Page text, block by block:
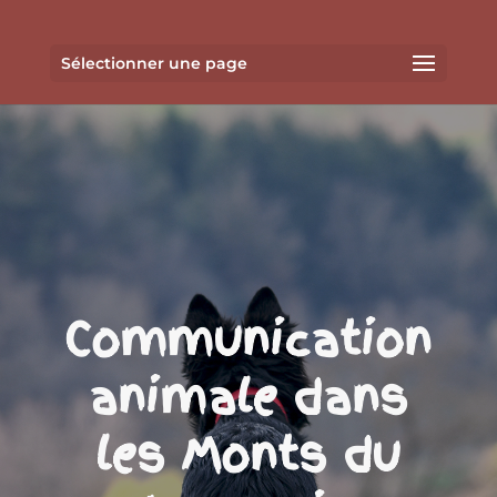
Sélectionner une page
Communication
animale dans
les Monts du